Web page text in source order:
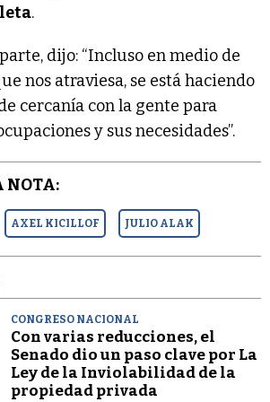
.
dijo: “Incluso en medio de
nos atraviesa, se está haciendo
cercanía con la gente para
y sus necesidades”.
NOTA:
AXEL KICILLOF JULIO ALAK
CONGRESO NACIONAL
Con varias reducciones, el
Senado dio un paso clave por La
Ley de la Inviolabilidad de la
propiedad privada